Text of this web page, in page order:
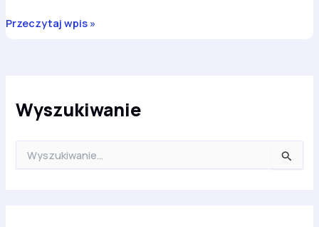
ONE
Przeczytaj wpis »
Wyszukiwanie